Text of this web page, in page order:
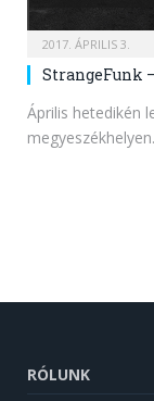
2017. ÁPRILIS 3.
StrangeFunk
Április hetedikén
RÓLUNK